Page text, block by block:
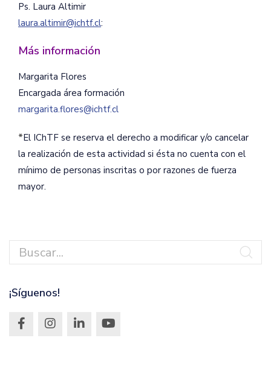
Ps. Laura Altimir
laura.altimir@ichtf.cl:
Más información
Margarita Flores
Encargada área formación
margarita.flores@ichtf.cl
*El IChTF se reserva el derecho a modificar y/o cancelar
la realización de esta actividad si ésta no cuenta con el
mínimo de personas inscritas o por razones de fuerza
mayor.
¡Síguenos!